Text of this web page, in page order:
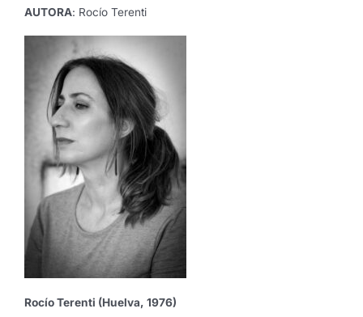
AUTORA: Rocío Terenti
Rocío Terenti (Huelva, 1976)